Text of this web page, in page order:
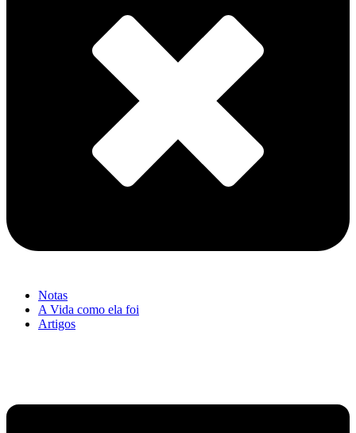
Notas
A Vida como ela foi
Artigos